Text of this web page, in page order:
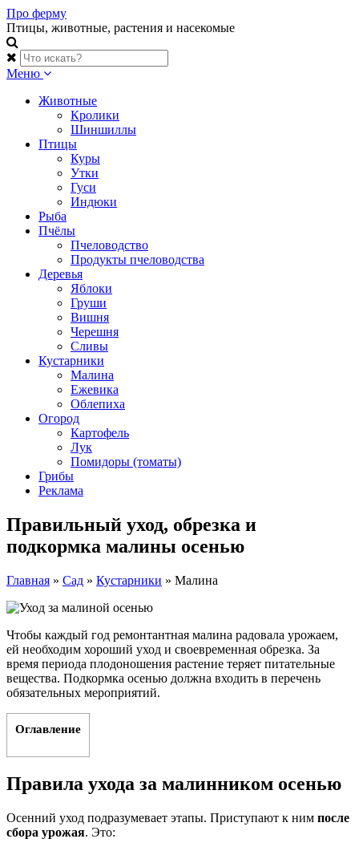
Skip
to
content
Про ферму
Птицы, животные, растения и насекомые
Меню
Животные
Кролики
Шиншиллы
Птицы
Куры
Утки
Гуси
Индюки
Рыба
Пчёлы
Пчеловодство
Продукты пчеловодства
Деревья
Яблоки
Груши
Вишня
Черешня
Сливы
Кустарники
Малина
Ежевика
Облепиха
Огород
Картофель
Лук
Помидоры (томаты)
Грибы
Реклама
Правильный уход, обрезка и
подкормка малины осенью
Главная » Сад » Кустарники » Малина
Чтобы каждый год ремонтантная малина радовала урожаем,
ей необходим хороший уход и своевременная обрезка. За
время периода плодоношения растение теряет питательные
вещества. Подкормка осенью должна входить в перечень
обязательных мероприятий.
Оглавление
Правила ухода за малинником осенью
Осенний уход подразумевает этапы. Приступают к ним после
сбора урожая. Это: